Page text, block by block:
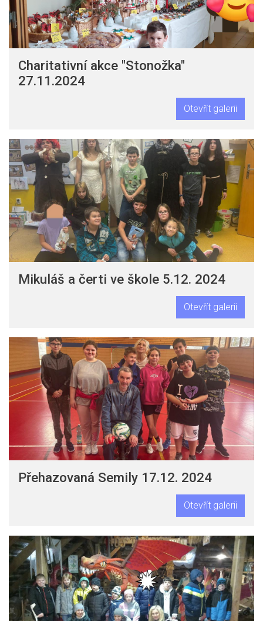
Charitativní akce "Stonožka"
27.11.2024
Otevřít galerii
Mikuláš a čerti ve škole 5.12. 2024
Otevřít galerii
Přehazovaná Semily 17.12. 2024
Otevřít galerii